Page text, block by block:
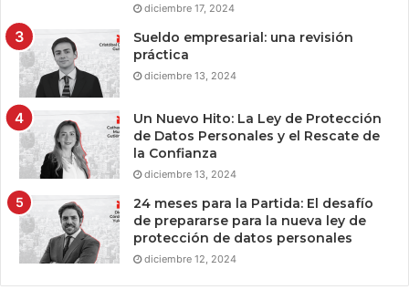
diciembre 17, 2024
Sueldo empresarial: una revisión
práctica
diciembre 13, 2024
Un Nuevo Hito: La Ley de Protección
de Datos Personales y el Rescate de
la Confianza
diciembre 13, 2024
24 meses para la Partida: El desafío
de prepararse para la nueva ley de
protección de datos personales
diciembre 12, 2024